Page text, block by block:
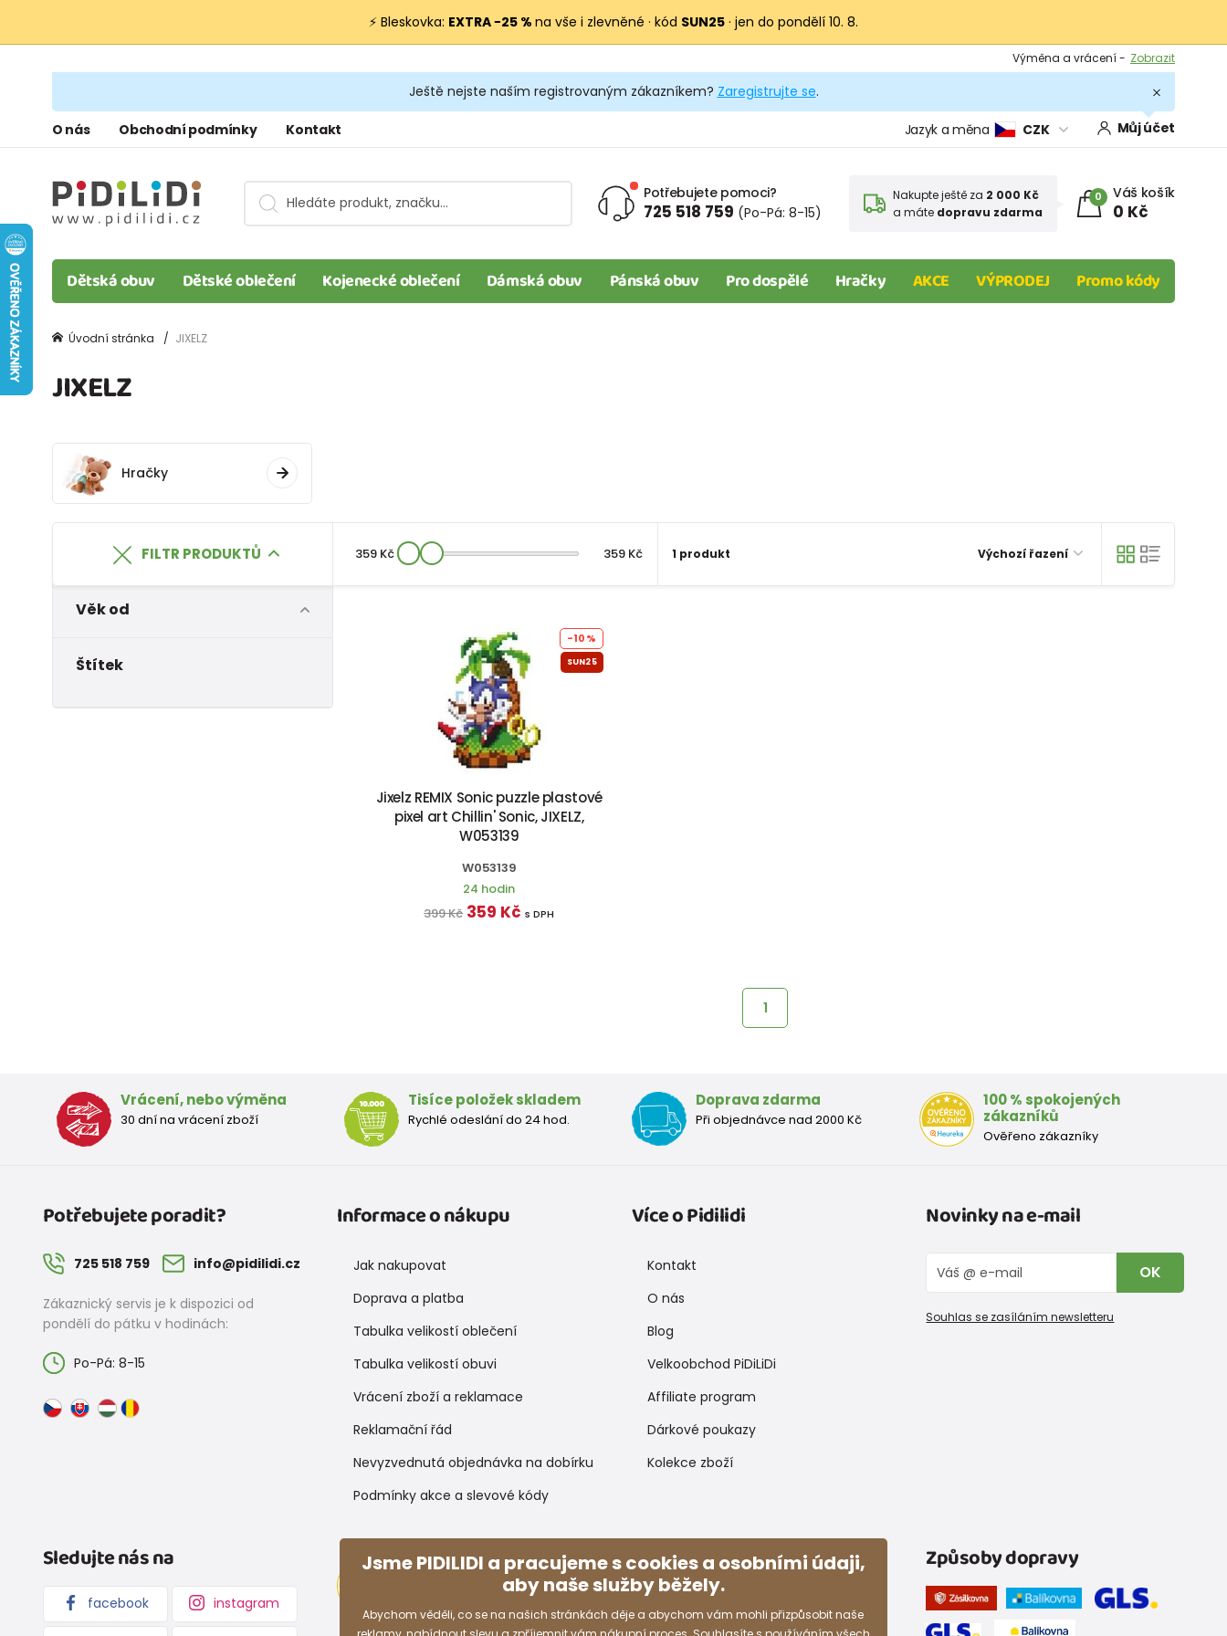
⚡ Bleskovka: EXTRA −25 % na vše i zlevněné · kód SUN25 · jen do pondělí 10. 8.
Výměna a vrácení - Zobrazit
Podmínky
Ještě nejste naším registrovaným zákazníkem? Zaregistrujte se.
O nás Obchodní podmínky Kontakt Jazyk a měna CZK Můj účet
Potřebujete pomoci?
725 518 759 (Po-Pá: 8-15)
Nakupte ještě za 2 000 Kč
a máte dopravu zdarma
0 Váš košík
0 Kč
Dětská obuv Dětské oblečení Kojenecké oblečení Dámská obuv Pánská obuv Pro dospělé Hračky AKCE VÝPRODEJ Promo kódy
Úvodní stránka JIXELZ
JIXELZ
Hračky
FILTR PRODUKTŮ 1 produkt Výchozí řazení
Věk od
Štítek
359 Kč 359 Kč
-10%
SUN25
Jixelz REMIX Sonic puzzle plastové
pixel art Chillin' Sonic, JIXELZ,
W053139
W053139
24 hodin
399 Kč 359 Kč s DPH
1
Vrácení, nebo výměna
30 dní na vrácení zboží
Tisíce položek skladem
Rychlé odeslání do 24 hod.
Doprava zdarma
Při objednávce nad 2000 Kč
100 % spokojených
zákazníků
Ověřeno zákazníky
Potřebujete poradit?
725 518 759 info@pidilidi.cz
Zákaznický servis je k dispozici od
pondělí do pátku v hodinách:
Po-Pá: 8-15
Informace o nákupu
Jak nakupovat
Doprava a platba
Tabulka velikostí oblečení
Tabulka velikostí obuvi
Vrácení zboží a reklamace
Reklamační řád
Nevyzvednutá objednávka na dobírku
Podmínky akce a slevové kódy
Více o Pidilidi
Kontakt
O nás
Blog
Velkoobchod PiDiLiDi
Affiliate program
Dárkové poukazy
Kolekce zboží
Novinky na e-mail
OK
Souhlas se zasíláním newsletteru
Sledujte nás na
facebook instagram
Způsoby platby Způsoby dopravy
Jsme PIDILIDI a pracujeme s cookies a osobními údaji,
aby naše služby běžely.
Abychom věděli, co se na našich stránkách děje a abychom vám mohli přizpůsobit naše